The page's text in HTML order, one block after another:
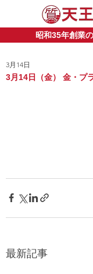
昭和35年創業
3月14日（金） 金・プ
3月14日
最新記事